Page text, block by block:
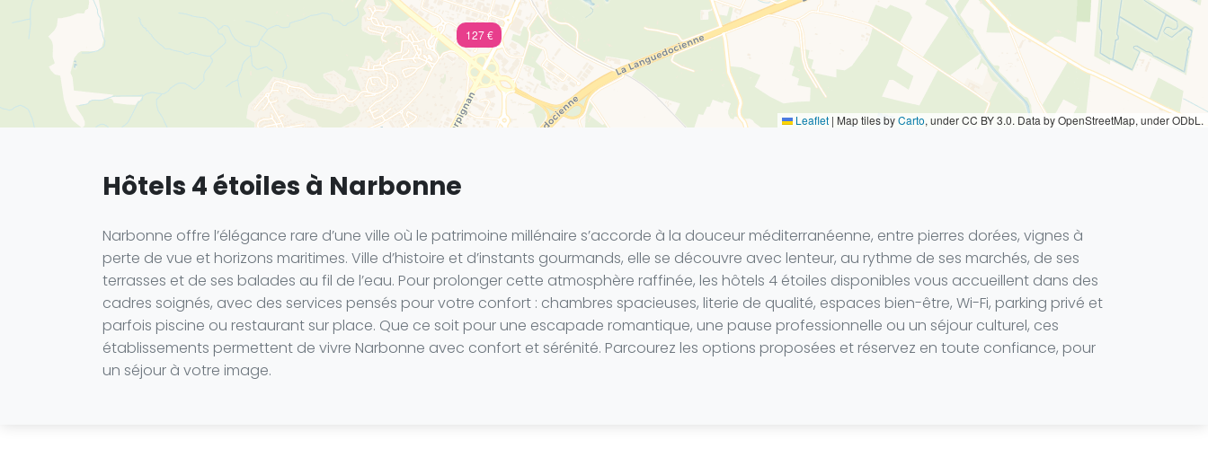
127 €
Leaflet | Map tiles byCarto, under CC BY 3.0. Data by OpenStreetMap, under ODbL.
Hôtels 4 étoiles à Narbonne
Narbonne offre l’élégance rare d’une ville où le patrimoine millénaire s’accorde à la douceur méditerranéenne, entre pierres dorées, vignes à
perte de vue et horizons maritimes. Ville d’histoire et d’instants gourmands, elle se découvre avec lenteur, au rythme de ses marchés, de ses
terrasses et de ses balades au fil de l’eau. Pour prolonger cette atmosphère raffinée, les hôtels 4 étoiles disponibles vous accueillent dans des
cadres soignés, avec des services pensés pour votre confort : chambres spacieuses, literie de qualité, espaces bien-être, Wi-Fi, parking privé et
parfois piscine ou restaurant sur place. Que ce soit pour une escapade romantique, une pause professionnelle ou un séjour culturel, ces
établissements permettent de vivre Narbonne avec confort et sérénité. Parcourez les options proposées et réservez en toute confiance, pour
un séjour à votre image.